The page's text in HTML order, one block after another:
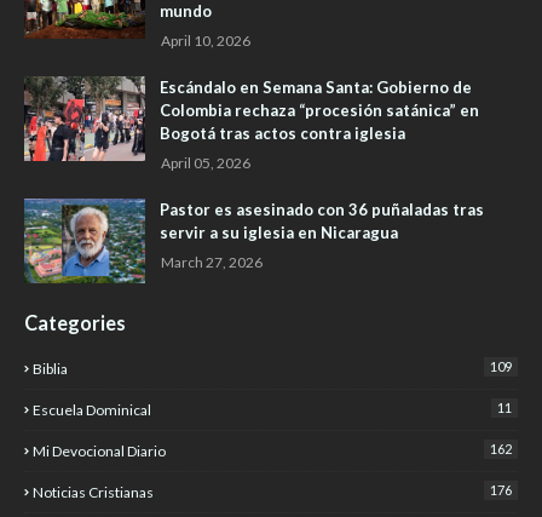
mundo
April 10, 2026
Escándalo en Semana Santa: Gobierno de
Colombia rechaza “procesión satánica” en
Bogotá tras actos contra iglesia
April 05, 2026
Pastor es asesinado con 36 puñaladas tras
servir a su iglesia en Nicaragua
March 27, 2026
Categories
Biblia 109
Escuela Dominical 11
Mi Devocional Diario 162
Noticias Cristianas 176